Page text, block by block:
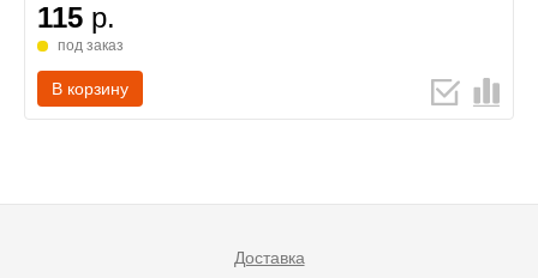
115 р.
под заказ
В корзину
Доставка